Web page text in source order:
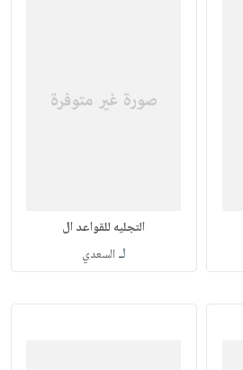
التجليه للقواعد ال
لـ السعدي